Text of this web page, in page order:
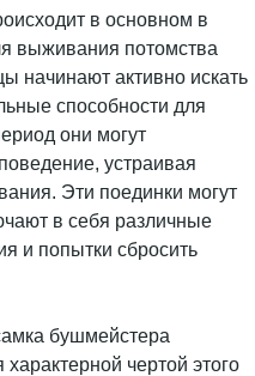
в основном в
выживания потомства
начинают активно искать
способности для
они могут
устраивая
Эти поединки могут
в себя различные
и попытки сбросить
бушмейстера
чертой этого